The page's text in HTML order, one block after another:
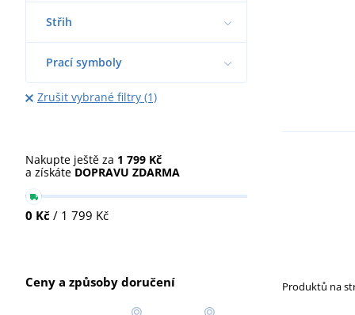
Střih
Prací symboly
Zrušit vybrané filtry (1)
Nakupte ještě za 1 799 Kč
a získáte DOPRAVU ZDARMA
0 Kč / 1 799 Kč
Ceny a způsoby doručení Produktů na